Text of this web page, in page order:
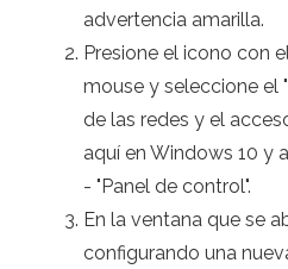
advertencia amarilla.
Presione el icono con
mouse y seleccione el
de las redes y el
aquí en Windows 10 y
- "Panel de control".
En la ventana que se
configurando una